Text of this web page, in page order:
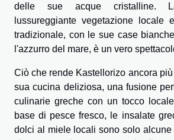
delle sue acque cristalline.
lussureggiante vegetazione locale
tradizionale, con le sue case
l'azzurro del mare, è un vero
Ciò che rende Kastellorizo ancora
sua cucina deliziosa, una fusione
culinarie greche con un tocco
base di pesce fresco, le insalate
dolci al miele locali sono solo